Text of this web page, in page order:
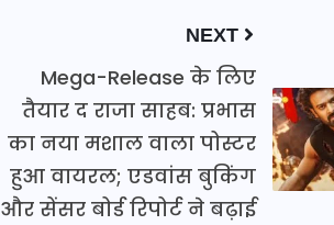
NEXT
Mega-Release के लिए
तैयार द राजा साहब: प्रभास
का नया मशाल वाला पोस्टर
हुआ वायरल; एडवांस बुकिंग
और सेंसर बोर्ड रिपोर्ट ने बढ़ाई